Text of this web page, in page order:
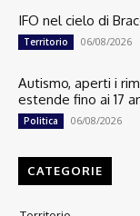
IFO nel cielo di
Territorio 06/08/2026
Autismo, aperti i
estende fino ai 17
Politica 06/08/2026
CATEGORIE